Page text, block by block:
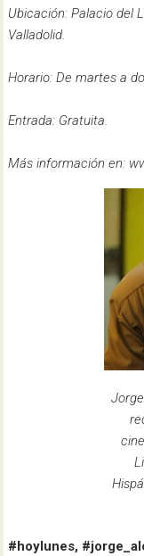
Ubicación: Palacio del
Valladolid.​
Horario: De martes a
Entrada: Gratuita.​
Más información en:
#hoylunes,